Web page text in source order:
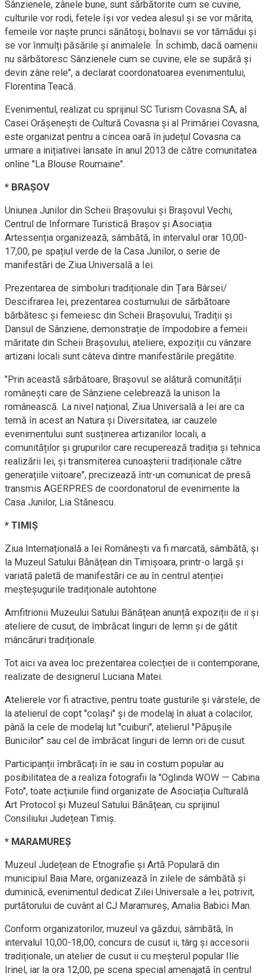
Sânzienele, zânele bune, sunt sărbătorite cum se cuvine,
culturile vor rodi, fetele își vor vedea alesul și se vor mărita,
femeile vor naște prunci sănătoși, bolnavii se vor tămădui și
se vor înmulți păsările și animalele. În schimb, dacă oamenii
nu sărbătoresc Sânzienele cum se cuvine, ele se supără și
devin zâne rele", a declarat coordonatoarea evenimentului,
Florentina Teacă.
Evenimentul, realizat cu sprijinul SC Turism Covasna SA, al
Casei Orășenești de Cultură Covasna și al Primăriei Covasna,
este organizat pentru a cincea oară în județul Covasna ca
urmare a inițiativei lansate în anul 2013 de către comunitatea
online "La Blouse Roumaine".
* BRAȘOV
Uniunea Junilor din Scheii Brașovului și Brașovul Vechi,
Centrul de Informare Turistică Brașov și Asociația
Artessenția organizează, sâmbătă, în intervalul orar 10,00-
17,00, pe spațiul verde de la Casa Junilor, o serie de
manifestări de Ziua Universală a Iei.
Prezentarea de simboluri tradiționale din Țara Bârsei/
Descifrarea Iei, prezentarea costumului de sărbătoare
bărbătesc și femeiesc din Scheii Brașovului, Tradiții și
Dansul de Sânziene, demonstrație de împodobire a femeii
măritate din Scheii Brașovului, ateliere, expoziții cu vânzare
artizani locali sunt câteva dintre manifestările pregătite.
"Prin această sărbătoare, Brașovul se alătură comunității
românești care de Sânziene celebrează la unison Ia
românească. La nivel național, Ziua Universală a Iei are ca
temă în acest an Natura și Diversitatea, iar cauzele
evenimentului sunt susținerea artizanilor locali, a
comunităților și grupurilor care recuperează tradiția și tehnica
realizării Iei, și transmiterea cunoașterii tradiționale către
generațiile viitoare", precizează într-un comunicat de presă
transmis AGERPRES de coordonatorul de evenimente la
Casa Junilor, Lia Stănescu.
* TIMIȘ
Ziua Internațională a Iei Românești va fi marcată, sâmbătă, și
la Muzeul Satului Bănățean din Timișoara, printr-o largă și
variată paletă de manifestări ce au în centrul atenției
meșteșugurile tradiționale autohtone
Amfitrionii Muzeului Satului Bănățean anunță expoziții de ii și
ateliere de cusut, de îmbrăcat linguri de lemn și de gătit
mâncăruri tradiționale.
Tot aici va avea loc prezentarea colecției de ii contemporane,
realizate de designerul Luciana Matei.
Atelierele vor fi atractive, pentru toate gusturile și vârstele, de
la atelierul de copt ''colași'' și de modelaj în aluat a colacilor,
până la cele de modelaj lut ''cuiburi'', atelierul ''Păpușile
Bunicilor'' sau cel de îmbrăcat linguri de lemn ori de cusut.
Participanții îmbrăcați în ie sau în costum popular au
posibilitatea de a realiza fotografii la ''Oglinda WOW — Cabina
Foto'', toate acțiunile fiind organizate de Asociația Culturală
Art Protocol și Muzeul Satului Bănățean, cu sprijinul
Consiliului Județean Timiș.
* MARAMUREȘ
Muzeul Județean de Etnografie și Artă Populară din
municipiul Baia Mare, organizează în zilele de sâmbătă și
duminică, evenimentul dedicat Zilei Universale a Iei, potrivit,
purtătorului de cuvânt al CJ Maramureș, Amalia Babici Man.
Conform organizatorilor, muzeul va găzdui, sâmbătă, în
intervalul 10,00-18,00, concurs de cusut ii, târg și accesorii
tradiționale, un atelier de cusut ii cu meșterul popular Ilie
Irinel, iar la ora 12,00, pe scena special amenajată în centrul